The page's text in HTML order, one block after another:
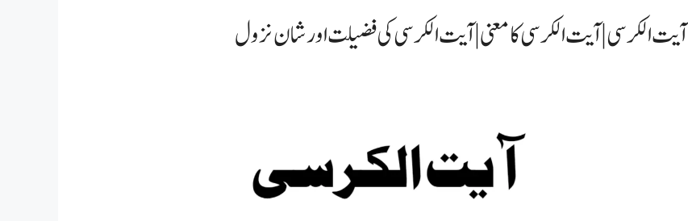
آیت الکرسی | آیت الکرسی کا معنی | آیت الکرسی کی فضیلت اور شان نزول